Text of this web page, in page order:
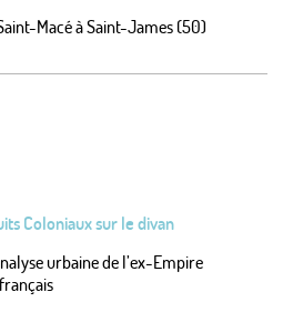
Macé à Saint-James (50)
Coloniaux sur le divan
urbaine de l’ex-Empire